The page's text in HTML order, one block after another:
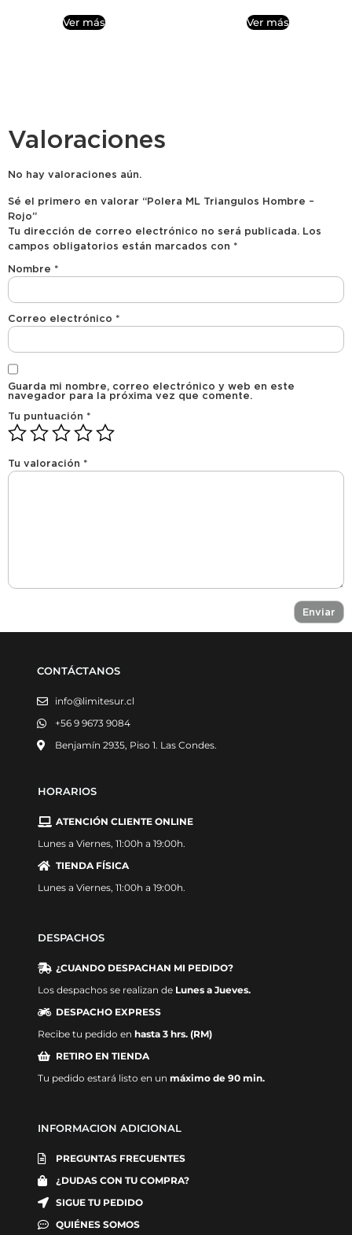
Ver más Ver más
Valoraciones
No hay valoraciones aún.
Sé el primero en valorar “Polera ML Triangulos Hombre –
Rojo”
Tu dirección de correo electrónico no será publicada. Los
campos obligatorios están marcados con *
Nombre *
Correo electrónico *
Guarda mi nombre, correo electrónico y web en este
navegador para la próxima vez que comente.
Tu puntuación *
Tu valoración *
CONTÁCTANOS
info@limitesur.cl
+56 9 9673 9084
Benjamín 2935, Piso 1. Las Condes.
HORARIOS
ATENCIÓN CLIENTE ONLINE
Lunes a Viernes, 11:00h a 19:00h.
TIENDA FÍSICA
Lunes a Viernes, 11:00h a 19:00h.
DESPACHOS
¿CUANDO DESPACHAN MI PEDIDO?
Los despachos se realizan de Lunes a Jueves.
DESPACHO EXPRESS
Recibe tu pedido en hasta 3 hrs. (RM)
RETIRO EN TIENDA
Tu pedido estará listo en un máximo de 90 min.
INFORMACION ADICIONAL
PREGUNTAS FRECUENTES
¿DUDAS CON TU COMPRA?
SIGUE TU PEDIDO
QUIÉNES SOMOS